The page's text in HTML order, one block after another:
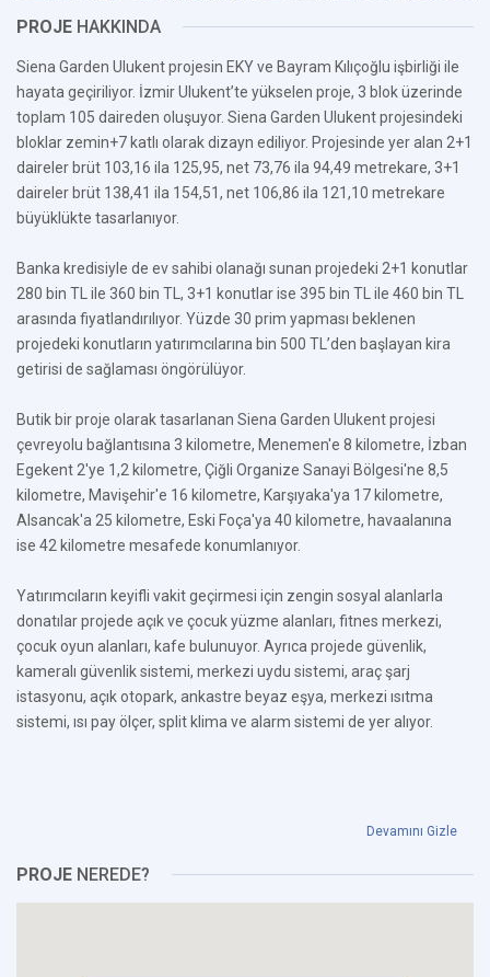
PROJE HAKKINDA
Siena Garden Ulukent projesin EKY ve Bayram Kılıçoğlu işbirliği ile
hayata geçiriliyor. İzmir Ulukent’te yükselen proje, 3 blok üzerinde
toplam 105 daireden oluşuyor. Siena Garden Ulukent projesindeki
bloklar zemin+7 katlı olarak dizayn ediliyor. Projesinde yer alan 2+1
daireler brüt 103,16 ila 125,95, net 73,76 ila 94,49 metrekare, 3+1
daireler brüt 138,41 ila 154,51, net 106,86 ila 121,10 metrekare
büyüklükte tasarlanıyor.
Banka kredisiyle de ev sahibi olanağı sunan projedeki 2+1 konutlar
280 bin TL ile 360 bin TL, 3+1 konutlar ise 395 bin TL ile 460 bin TL
arasında fiyatlandırılıyor. Yüzde 30 prim yapması beklenen
projedeki konutların yatırımcılarına bin 500 TL’den başlayan kira
getirisi de sağlaması öngörülüyor.
Butik bir proje olarak tasarlanan Siena Garden Ulukent projesi
çevreyolu bağlantısına 3 kilometre, Menemen'e 8 kilometre, İzban
Egekent 2'ye 1,2 kilometre, Çiğli Organize Sanayi Bölgesi'ne 8,5
kilometre, Mavişehir'e 16 kilometre, Karşıyaka'ya 17 kilometre,
Alsancak'a 25 kilometre, Eski Foça'ya 40 kilometre, havaalanına
ise 42 kilometre mesafede konumlanıyor.
Yatırımcıların keyifli vakit geçirmesi için zengin sosyal alanlarla
donatılar projede açık ve çocuk yüzme alanları, fitnes merkezi,
çocuk oyun alanları, kafe bulunuyor. Ayrıca projede güvenlik,
kameralı güvenlik sistemi, merkezi uydu sistemi, araç şarj
istasyonu, açık otopark, ankastre beyaz eşya, merkezi ısıtma
sistemi, ısı pay ölçer, split klima ve alarm sistemi de yer alıyor.
Devamını Gizle
PROJE NEREDE?